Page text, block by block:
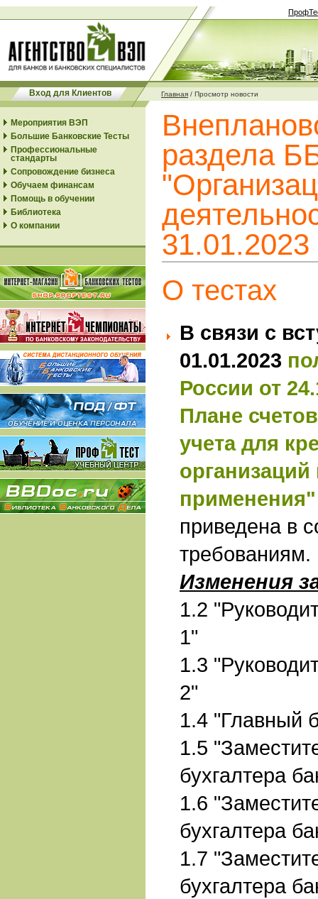
Вход для Клиентов Главная / Просмотр новости
Мероприятия ВЭП
Большие Банковские Тесты
Профессиональные
стандарты
Сопровождение бизнеса
Обучаем финансам
Помощь в обучении
Библиотека
О компании
раздела
31.01.2023
О тестах
В связи с
01.01.2023
России от
Плане
учета для
организаций
применения"
приведена в
требованиям.
Изменения
1.2
1"
1.3
2"
1.4 "Главный
1.5
бухгалтера
1.6
бухгалтера
1.7
бухгалтера